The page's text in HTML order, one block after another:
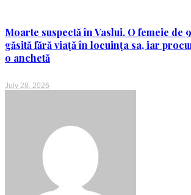
Moarte suspectă în Vaslui. O femeie de
găsită fără viață în locuința sa, iar
o anchetă
July 28, 2026